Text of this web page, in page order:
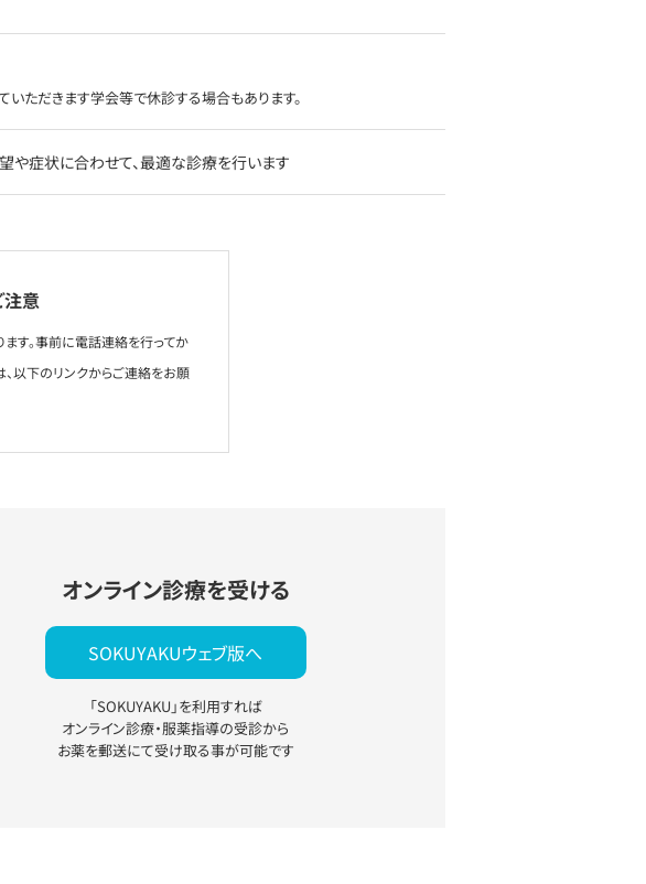
いただきます学会等で休診する場合もあります。
や症状に合わせて、最適な診療を行います
注意
す。事前に電話連絡を行ってか
以下のリンクからご連絡をお願
オンライン診療を受ける
SOKUYAKUウェブ版へ
「SOKUYAKU」を利用すれば
オンライン診療・服薬指導の受診から
お薬を郵送にて受け取る事が可能です